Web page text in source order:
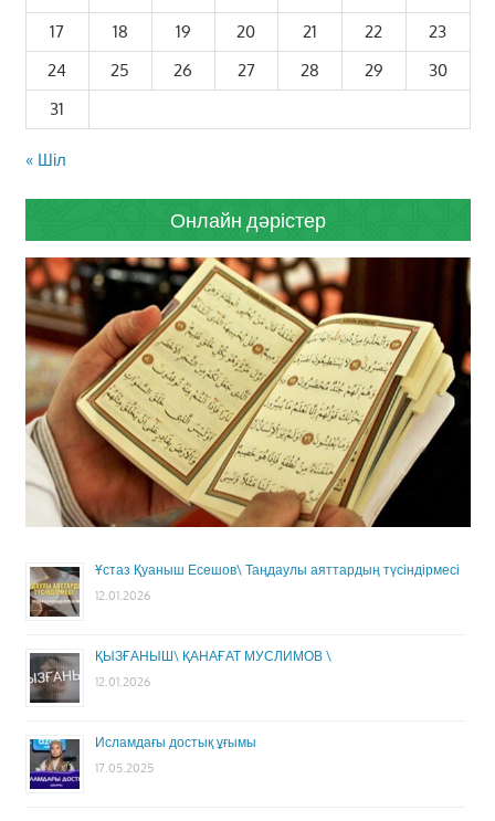
17
18 19 20 21 22
23
24
25 26 27 28 29
30
31
« Шіл
Онлайн дәрістер
Ұстаз Қуаныш Есешов\ Таңдаулы аяттардың түсіндірмесі
12.01.2026
ҚЫЗҒАНЫШ\ ҚАНАҒАТ МУСЛИМОВ \
12.01.2026
Исламдағы достық ұғымы
17.05.2025